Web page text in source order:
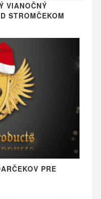
VIANOČNÝ
STROMČEKOM
PRE